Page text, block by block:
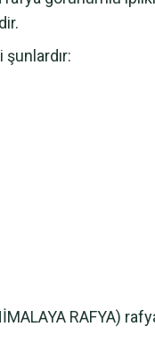
şunlardır:
RAFYA)